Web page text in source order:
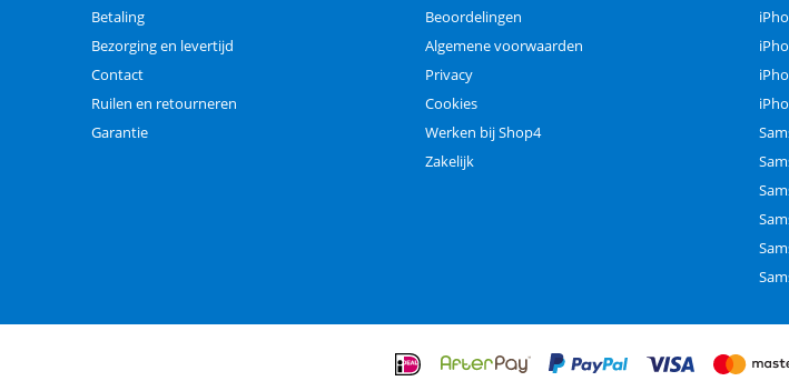
Betaling
Bezorging en levertijd
Contact
Ruilen en retourneren
Garantie
Beoordelingen
Algemene voorwaarden
Privacy
Cookies
Werken bij Shop4
Zakelijk